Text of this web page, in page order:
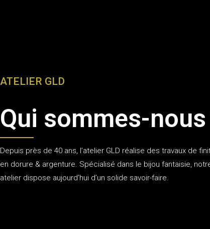
ATELIER GLD
Qui sommes-nous
Depuis près de 40 ans, l’atelier GLD réalise des travaux de
en dorure & argenture. Spécialisé dans le bijou fantaisie,
atelier dispose aujourd’hui d’un solide savoir-faire.